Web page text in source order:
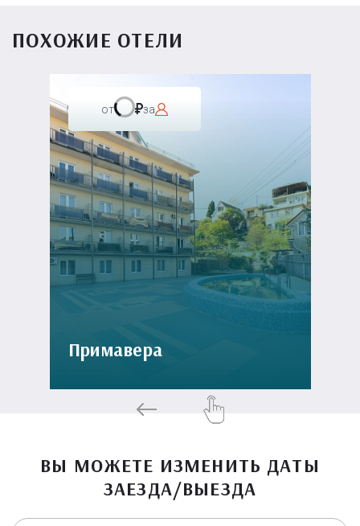
ПОХОЖИЕ ОТЕЛИ
от за
Примавера
ВЫ МОЖЕТЕ ИЗМЕНИТЬ ДАТЫ
ЗАЕЗДА/ВЫЕЗДА